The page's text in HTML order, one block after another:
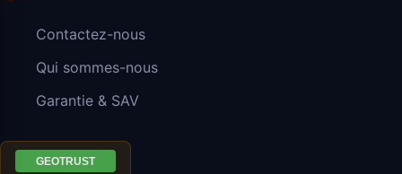
Contactez-nous
Qui sommes-nous
Garantie & SAV